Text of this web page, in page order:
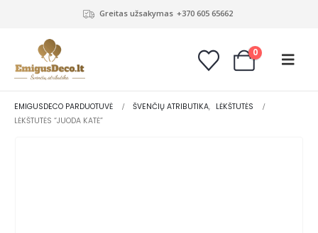
Greitas užsakymas +370 605 65662
0
EMIGUSDECO PARDUOTUVĖ ŠVENČIŲ ATRIBUTIKA, LĖKŠTUTĖS
LĖKŠTUTĖS “JUODA KATĖ”